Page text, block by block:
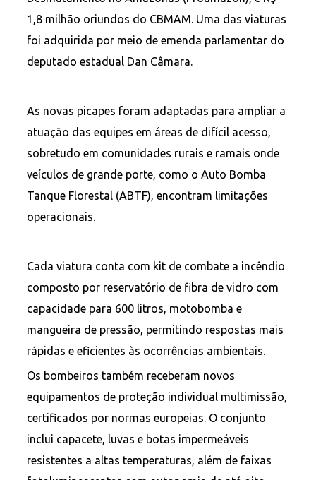
1,8 milhão oriundos do CBMAM. Uma das viaturas
foi adquirida por meio de emenda parlamentar do
deputado estadual Dan Câmara.
As novas picapes foram adaptadas para ampliar a
atuação das equipes em áreas de difícil acesso,
sobretudo em comunidades rurais e ramais onde
veículos de grande porte, como o Auto Bomba
Tanque Florestal (ABTF), encontram limitações
operacionais.
Cada viatura conta com kit de combate a incêndio
composto por reservatório de fibra de vidro com
capacidade para 600 litros, motobomba e
mangueira de pressão, permitindo respostas mais
rápidas e eficientes às ocorrências ambientais.
Os bombeiros também receberam novos
equipamentos de proteção individual multimissão,
certificados por normas europeias. O conjunto
inclui capacete, luvas e botas impermeáveis
resistentes a altas temperaturas, além de faixas